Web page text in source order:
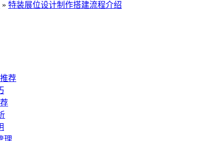
» 特装展位设计制作搭建流程介绍
荐